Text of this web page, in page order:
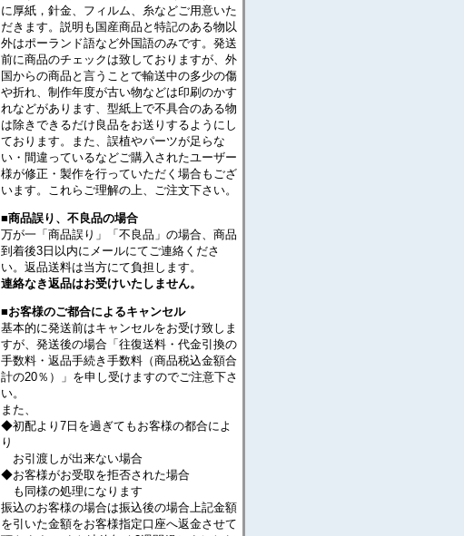
に厚紙，針金、フィルム、糸などご用意いた
だきます。説明も国産商品と特記のある物以
外はポーランド語など外国語のみです。発送
前に商品のチェックは致しておりますが、外
国からの商品と言うことで輸送中の多少の傷
や折れ、制作年度が古い物などは印刷のかす
れなどがあります、型紙上で不具合のある物
は除きできるだけ良品をお送りするようにし
ております。また、誤植やパーツが足らな
い・間違っているなどご購入されたユーザー
様が修正・製作を行っていただく場合もござ
います。これらご理解の上、ご注文下さい。
■商品誤り、不良品の場合
万が一「商品誤り」「不良品」の場合、商品
到着後3日以内にメールにてご連絡くださ
い。返品送料は当方にて負担します。
連絡なき返品はお受けいたしません。
■お客様のご都合によるキャンセル
基本的に発送前はキャンセルをお受け致しま
すが、発送後の場合「往復送料・代金引換の
手数料・返品手続き手数料（商品税込金額合
計の20％）」を申し受けますのでご注意下さ
い。
また、
◆初配より7日を過ぎてもお客様の都合によ
り
お引渡しが出来ない場合
◆お客様がお受取を拒否された場合
も同様の処理になります
振込のお客様の場合は振込後の場合上記金額
を引いた金額をお客様指定口座へ返金させて